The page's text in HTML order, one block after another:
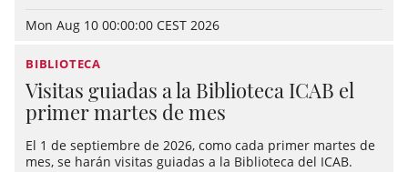
Mon Aug 10 00:00:00 CEST 2026
BIBLIOTECA
Visitas guiadas a la Biblioteca ICAB el
primer martes de mes
El 1 de septiembre de 2026, como cada primer martes de
mes, se harán visitas guiadas a la Biblioteca del ICAB.